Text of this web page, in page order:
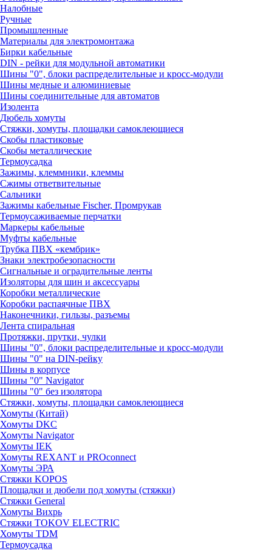
Налобные
Ручные
Промышленные
Материалы для электромонтажа
Бирки кабельные
DIN - рейки для модульной автоматики
Шины "0", блоки распределительные и кросс-модули
Шины медные и алюминиевые
Шины соединительные для автоматов
Изолента
Дюбель хомуты
Стяжки, хомуты, площадки самоклеющиеся
Скобы пластиковые
Скобы металлические
Термоусадка
Зажимы, клеммники, клеммы
Сжимы ответвительные
Сальники
Зажимы кабельные Fischer, Промрукав
Термоусаживаемые перчатки
Маркеры кабельные
Муфты кабельные
Трубка ПВХ «кембрик»
Знаки электробезопасности
Сигнальные и оградительные ленты
Изоляторы для шин и аксессуары
Коробки металлические
Коробки распаячные ПВХ
Наконечники, гильзы, разъемы
Лента спиральная
Протяжки, прутки, чулки
Шины "0", блоки распределительные и кросс-модули
Шины "0" на DIN-рейку
Шины в корпусе
Шины "0" Navigator
Шины "0" без изолятора
Стяжки, хомуты, площадки самоклеющиеся
Хомуты (Китай)
Хомуты DKC
Хомуты Navigator
Хомуты IEK
Хомуты REXANT и PROconnect
Хомуты ЭРА
Стяжки KOPOS
Площадки и дюбели под хомуты (стяжки)
Стяжки General
Хомуты Вихрь
Стяжки TOKOV ELECTRIC
Хомуты TDM
Термоусадка